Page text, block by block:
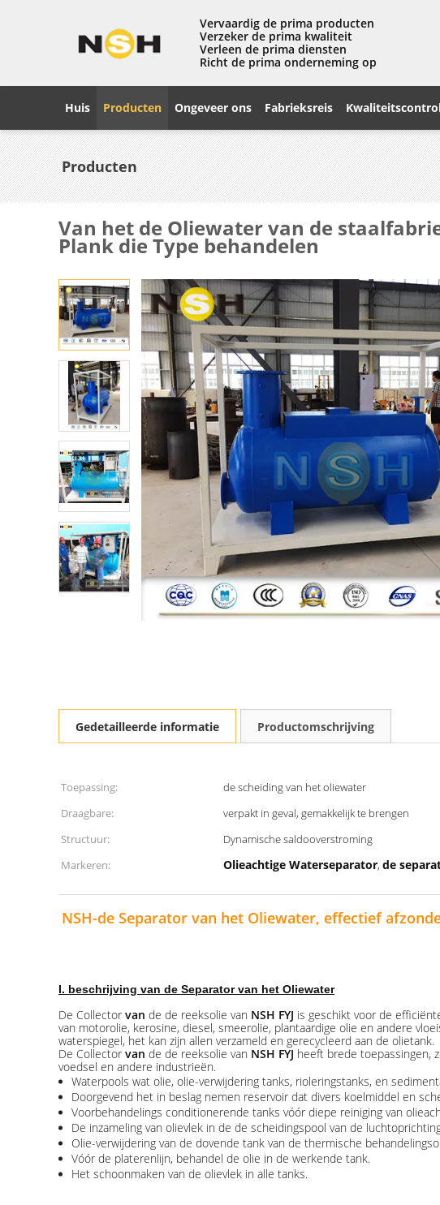
Vervaardig de prima producten
Verzeker de prima kwaliteit
Verleen de prima diensten
Richt de prima onderneming op
Huis Producten Ongeveer ons Fabrieksreis
Producten
Van het de Oliewater van de
Plank die Type behandelen
Gedetailleerde informatie Productomschrijving
Toepassing: de scheiding van het oliewater
Draagbare:
verpakt in geval, gemakkelijk te brengen
Structuur:
Dynamische saldooverstroming
Markeren:
Olieachtige Waterseparator, de
NSH-de Separator van het Oliewater, effectief
I. beschrijving van de Separator van het Oliewater
De Collector van de de reeksolie van NSH FYJ is geschikt voor de
van motorolie, kerosine, diesel, smeerolie, plantaardige olie en andere
waterspiegel, het kan zijn allen verzameld en gerecycleerd aan de olietank.
De Collector van de de reeksolie van NSH FYJ heeft brede toepassingen,
voedsel en andere industrieën.
Waterpools wat olie, olie-verwijdering tanks, rioleringstanks, en
Doorgevend het in beslag nemen reservoir dat divers koelmiddel en
Voorbehandelings conditionerende tanks vóór diepe reiniging van
De inzameling van olievlek in de de scheidingspool van de
Olie-verwijdering van de dovende tank van de thermische
Vóór de platerenlijn, behandel de olie in de werkende tank.
Het schoonmaken van de olievlek in alle tanks.